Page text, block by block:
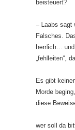
beisteuert?
– Laabs sagt
Falsches.
herrlich…
„fehlleiten“,
Es gibt
Morde
diese
wer soll da